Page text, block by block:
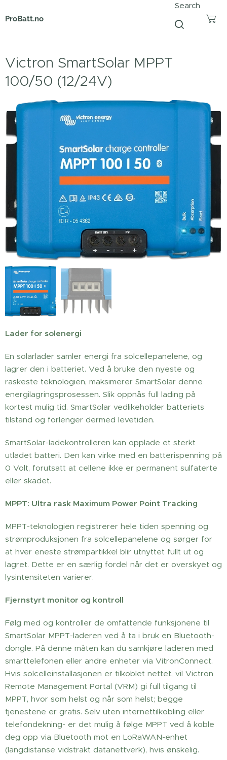
ProBatt.no
Search
Victron SmartSolar MPPT
100/50 (12/24V)
Lader for solenergi
En solarlader samler energi fra solcellepanelene, og
lagrer den i batteriet. Ved å bruke den nyeste og
raskeste teknologien, maksimerer SmartSolar denne
energilagringsprosessen. Slik oppnås full lading på
kortest mulig tid. SmartSolar vedlikeholder batteriets
tilstand og forlenger dermed levetiden.
SmartSolar-ladekontrolleren kan opplade et sterkt
utladet batteri. Den kan virke med en batterispenning på
0 Volt, forutsatt at cellene ikke er permanent sulfaterte
eller skadet.
MPPT: Ultra rask Maximum Power Point Tracking
MPPT-teknologien registrerer hele tiden spenning og
strømproduksjonen fra solcellepanelene og sørger for
at hver eneste strømpartikkel blir utnyttet fullt ut og
lagret. Dette er en særlig fordel når det er overskyet og
lysintensiteten varierer.
Fjernstyrt monitor og kontroll
Følg med og kontroller de omfattende funksjonene til
SmartSolar MPPT-laderen ved å ta i bruk en Bluetooth-
dongle. På denne måten kan du samkjøre laderen med
smarttelefonen eller andre enheter via VitronConnect.
Hvis solcelleinstallasjonen er tilkoblet nettet, vil Victron
Remote Management Portal (VRM) gi full tilgang til
MPPT, hvor som helst og når som helst; begge
tjenestene er gratis. Selv uten internettilkobling eller
telefondekning- er det mulig å følge MPPT ved å koble
deg opp via Bluetooth mot en LoRaWAN-enhet
(langdistanse vidstrakt datanettverk), hvis ønskelig.